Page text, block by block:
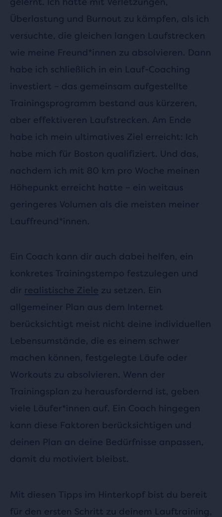
Überlastung und Burnout zu kämpfen, als ich
versuchte, die gleichen langen Laufstrecken
wie meine Freund*innen zu absolvieren. Dann
habe ich schließlich in ein Lauf-Coaching
investiert – das gemeinsam aufgestellte
Trainingsprogramm bestand aus kürzeren,
aber effektiveren Laufstrecken. Am Ende
habe ich mein ultimatives Ziel erreicht: Ich
habe mich für Boston qualifiziert. Und das,
nachdem ich mit 80 km pro Woche meinen
Höhepunkt erreicht hatte – ein weitaus
geringeres Volumen als die meisten meiner
Lauffreund*innen.
Ein Coach kann dir auch dabei helfen, ein
konkretes Trainingstempo festzulegen und
dir realistische Ziele zu setzen. Ein
allgemeiner Plan aus dem Internet
berücksichtigt meist nicht deine individuellen
Lebensumstände, die es einem schwer
machen können, festgelegte Läufe oder
Workouts zu absolvieren. Wenn der
Trainingsplan zu herausfordernd ist, geben
viele Läufer*innen auf. Ein Coach hingegen
kann diese Faktoren berücksichtigen und
deinen Plan an deine Bedürfnisse anpassen,
damit du motiviert bleibst.
Mit diesen Tipps im Hinterkopf bist du bereit
für den ersten Schritt zu deinem Lauftraining,